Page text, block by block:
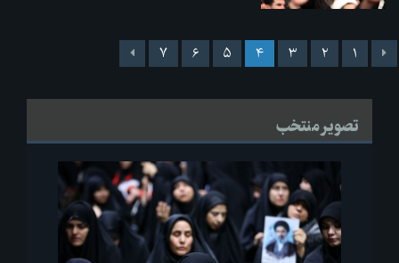
۱ ۲ ۳ ۴ ۵ ۶ ۷
تصویر منتخب